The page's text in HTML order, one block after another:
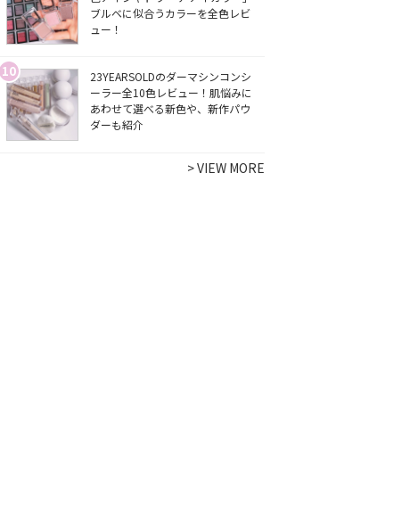
ブルベに似合うカラーを全色レビ
ュー！
10
23YEARSOLDのダーマシンコンシ
ーラー全10色レビュー！肌悩みに
あわせて選べる新色や、新作パウ
ダーも紹介
>VIEW MORE